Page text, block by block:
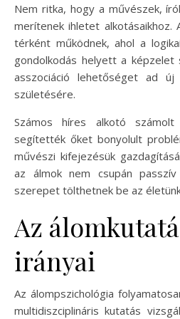
Nem ritka, hogy a művészek,
merítenek ihletet alkotásaikhoz.
térként működnek, ahol a
gondolkodás helyett a képzelet
asszociáció lehetőséget ad
születésére.
Számos híres alkotó
segítették őket bonyolult
művészi kifejezésük
az álmok nem csupán
szerepet tölthetnek be az
Az
irányai
Az álompszichológia
multidiszciplináris kutatás